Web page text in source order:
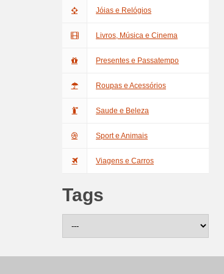
Jóias e Relógios
Livros, Música e Cinema
Presentes e Passatempo
Roupas e Acessórios
Saude e Beleza
Sport e Animais
Viagens e Carros
Tags